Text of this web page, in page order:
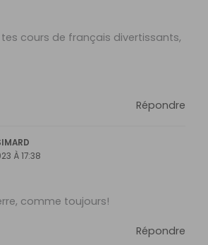
tes cours de français divertissants,
Répondre
À 17:38
comme toujours!
Répondre